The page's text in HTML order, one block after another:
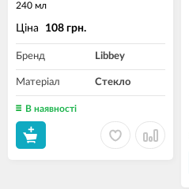
240 мл
Ціна 108 грн.
Бренд Libbey
Матеріал Стекло
В наявності